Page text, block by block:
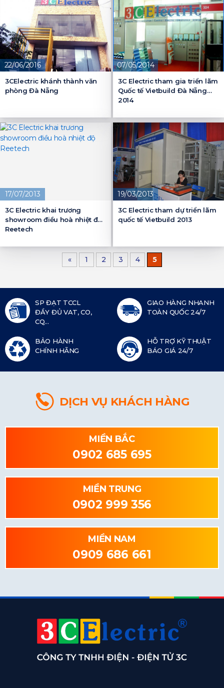
22/06/2016
3CElectric khánh thành văn
phòng Đà Nẵng
07/05/2014
3C Electric tham gia triển lãm
Quốc tế Vietbuild Đà Nẵng
2014
17/07/2013
3C Electric khai trương
showroom điều hoà nhiệt độ
Reetech
19/03/2013
3C Electric tham dự triển lãm
quốc tế Vietbuild 2013
« 1 2 3 4 5
SP ĐẠT TCCL
ĐẦY ĐỦ VAT, CO,
CQ...
GIAO HÀNG NHANH
TOÀN QUỐC 24/7
BẢO HÀNH
CHÍNH HÃNG
HỖ TRỢ KỸ THUẬT
BÁO GIÁ 24/7
DỊCH VỤ KHÁCH HÀNG
MIỀN BẮC
0902 685 695
MIỀN TRUNG
0902 999 356
MIỀN NAM
0909 686 661